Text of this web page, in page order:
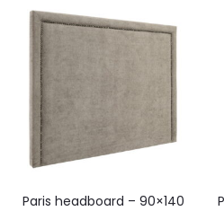
paris headboard – 90×140